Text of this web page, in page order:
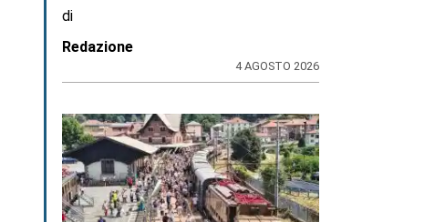
di
Redazione
4 AGOSTO 2026